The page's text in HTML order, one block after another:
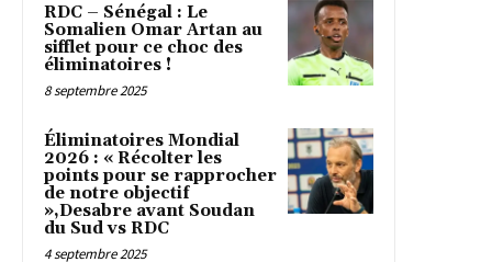
RDC – Sénégal : Le
Somalien Omar Artan au
sifflet pour ce choc des
éliminatoires !
8 septembre 2025
Éliminatoires Mondial
2026 : « Récolter les
points pour se rapprocher
de notre objectif
»,Desabre avant Soudan
du Sud vs RDC
4 septembre 2025